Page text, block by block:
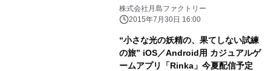
株式会社月島ファクトリー
2015年7月30日 16:00
“小さな光の妖精の、果てしない試練
の旅” iOS／Android用 カジュアルゲ
ームアプリ「Rinka」今夏配信予定